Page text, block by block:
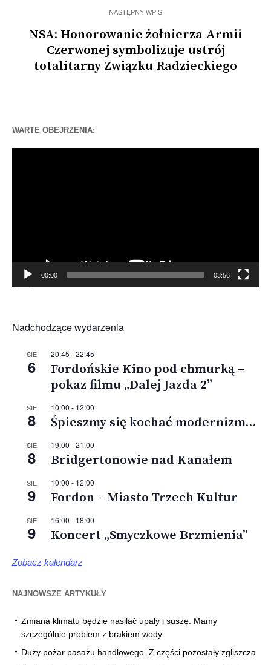
NASTĘPNY WPIS
NSA: Honorowanie żołnierza Armii
Czerwonej symbolizuje ustrój
totalitarny Związku Radzieckiego
WARTE OBEJRZENIA:
00:00 03:56
Nadchodzące wydarzenia
SIE
6
20:45 -22:45
Fordońskie Kino pod chmurką –
pokaz filmu „Dalej Jazda 2”
SIE
8
10:00 - 12:00
Śpieszmy się kochać modernizm…
SIE
8
19:00 -21:00
Bridgertonowie nad Kanałem
SIE
9
10:00 - 12:00
Fordon – Miasto Trzech Kultur
SIE
9
16:00 - 18:00
Koncert „Smyczkowe Brzmienia”
Zobacz kalendarz
NAJNOWSZE ARTYKUŁY
Zmiana klimatu będzie nasilać upały i suszę. Mamy
szczególnie problem z brakiem wody
Duży pożar pasażu handlowego. Z części pozostały zgliszcza